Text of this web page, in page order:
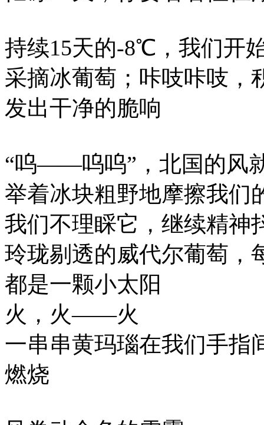
持续15天的-8℃，我们开
采摘冰葡萄；咔吱咔吱，
发出干净的脆响
“呜——呜呜”，北国的风
举着冰块粗野地摩擦我们
我们不理睬它，继续精神
玲珑剔透的威代尔葡萄，
都是一颗小太阳
火，火——火
一串串黄玛瑙在我们手指
燃烧